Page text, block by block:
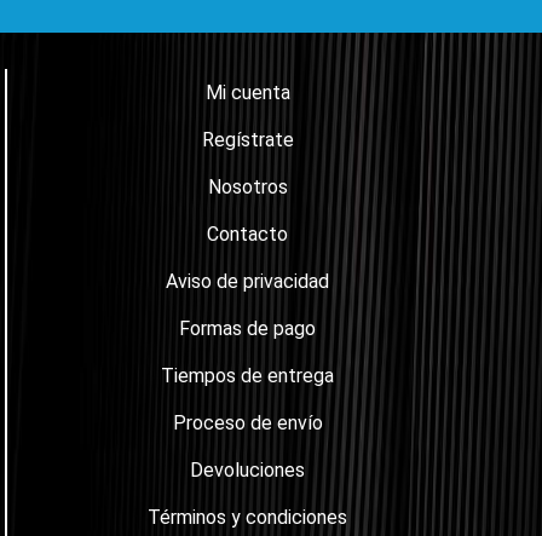
Mi cuenta
Regístrate
Nosotros
Contacto
Aviso de privacidad
Formas de pago
Tiempos de entrega
Proceso de envío
Devoluciones
Términos y condiciones